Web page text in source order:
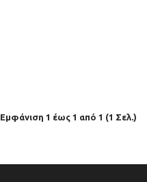
Εμφάνιση 1 έως 1 από 1 (1 Σελ.)